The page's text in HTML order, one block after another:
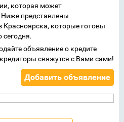
которая может
Ниже представлены
Красноярска, которые готовы
сегодня.
объявление о кредите
свяжутся с Вами сами!
Добавить объявление